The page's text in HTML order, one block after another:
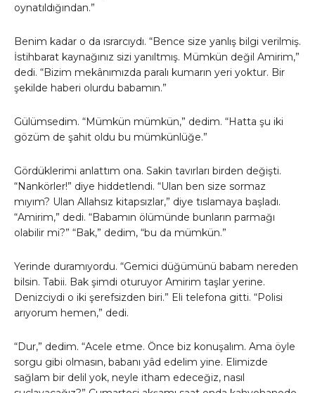
oynatıldığından.”
Benim kadar o da ısrarcıydı. “Bence size yanlış bilgi verilmiş.
İstihbarat kaynağınız sizi yanıltmış. Mümkün değil Amirim,”
dedi. “Bizim mekânımızda paralı kumarın yeri yoktur. Bir
şekilde haberi olurdu babamın.”
Gülümsedim. “Mümkün mümkün,” dedim. “Hatta şu iki
gözüm de şahit oldu bu mümkünlüğe.”
Gördüklerimi anlattım ona. Sakin tavırları birden değişti.
“Nankörler!” diye hiddetlendi. “Ulan ben size sormaz
mıyım? Ulan Allahsız kitapsızlar,” diye tıslamaya başladı.
“Amirim,” dedi. “Babamın ölümünde bunların parmağı
olabilir mi?” “Bak,” dedim, “bu da mümkün.”
Yerinde duramıyordu. “Gemici düğümünü babam nereden
bilsin. Tabii. Bak şimdi oturuyor Amirim taşlar yerine.
Denizciydi o iki şerefsizden biri.” Eli telefona gitti. “Polisi
arıyorum hemen,” dedi.
“Dur,” dedim. “Acele etme. Önce biz konuşalım. Ama öyle
sorgu gibi olmasın, babanı yâd edelim yine. Elimizde
sağlam bir delil yok, neyle itham edeceğiz, nasıl